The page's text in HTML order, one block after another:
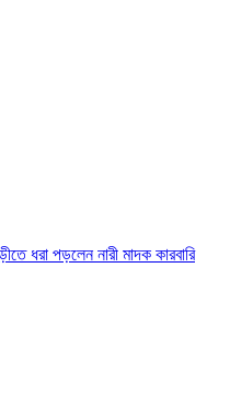
ধরা পড়লেন নারী মাদক কারবারি